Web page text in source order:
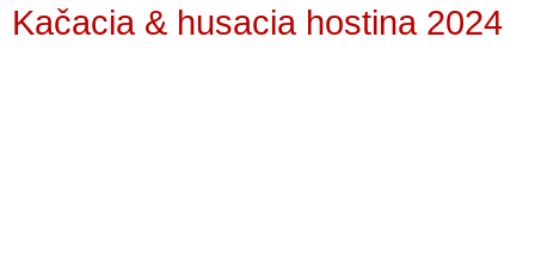
Kačacia & husacia hostina 2024